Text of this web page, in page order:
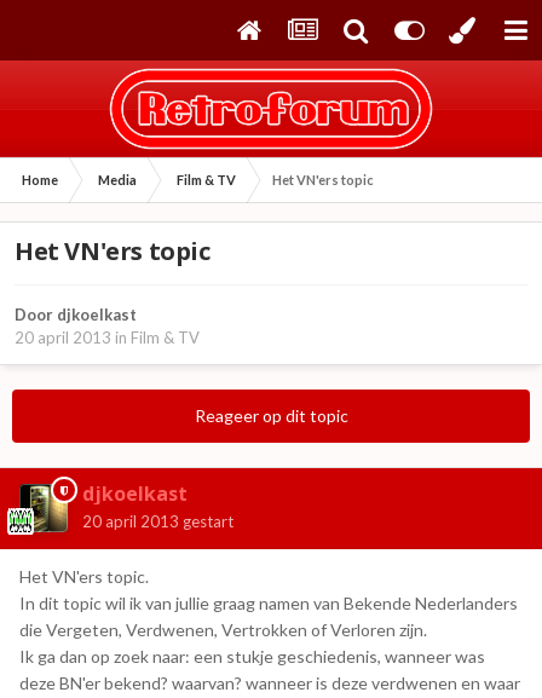
Home Media Film & TV Het VN'ers topic
Het VN'ers topic
Door djkoelkast
20 april 2013 in Film & TV
Reageer op dit topic
djkoelkast
20 april 2013 gestart
Het VN'ers topic.
In dit topic wil ik van jullie graag namen van Bekende Nederlanders
die Vergeten, Verdwenen, Vertrokken of Verloren zijn.
Ik ga dan op zoek naar: een stukje geschiedenis, wanneer was
deze BN'er bekend? waarvan? wanneer is deze verdwenen en waar